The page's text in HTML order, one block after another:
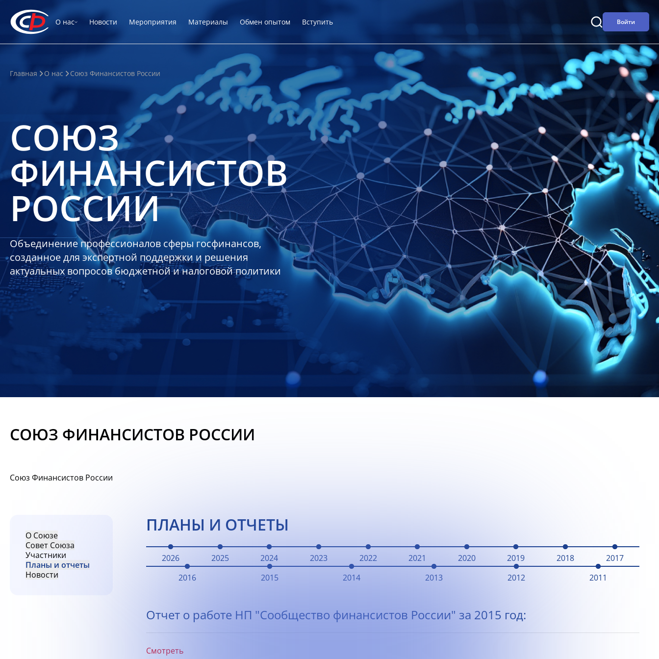
О нас Новости Мероприятия Материалы Обмен опытом Вступить Войти
Главная О нас Союз Финансистов России
СОЮЗ
ФИНАНСИСТОВ
РОССИИ
Объединение профессионалов сферы госфинансов,
созданное для экспертной поддержки и решения
актуальных вопросов бюджетной и налоговой политики
СОЮЗ ФИНАНСИСТОВ РОССИИ
Союз Финансистов России
О Союзе
Совет Союза
Участники
Планы и отчеты
Новости
ПЛАНЫ И ОТЧЕТЫ
2026 2025 2024 2023 2022 2021 2020 2019 2018
2017
2016
2015 2014 2013 2012 2011
Отчет о работе НП "Сообщество финансистов России" за 2015 год:
Смотреть